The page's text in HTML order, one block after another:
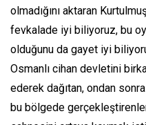
olmadığını aktaran
fevkalade iyi biliyoruz, bu
olduğunu da gayet iyi
Osmanlı cihan devletini
ederek dağıtan, ondan
bu bölgede